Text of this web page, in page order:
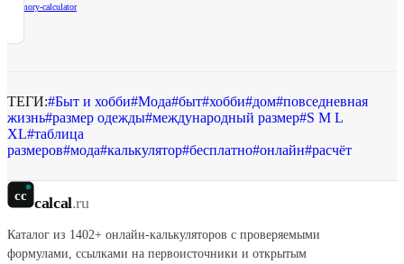
memory-calculator
ТЕГИ:#Быт и хобби#Мода#быт#хобби#дом#повседневная
жизнь#размер одежды#международный размер#S M L
XL#таблица
размеров#мода#калькулятор#бесплатно#онлайн#расчёт
cc calcal.ru
Каталог из 1402+ онлайн-калькуляторов с проверяемыми
формулами, ссылками на первоисточники и открытым